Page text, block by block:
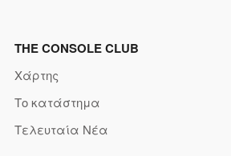
THE CONSOLE CLUB
Χάρτης
Το κατάστημα
Τελευταία Νέα